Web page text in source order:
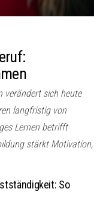
verändert sich heute
langfristig von
Lernen betrifft
stärkt Motivation,
So